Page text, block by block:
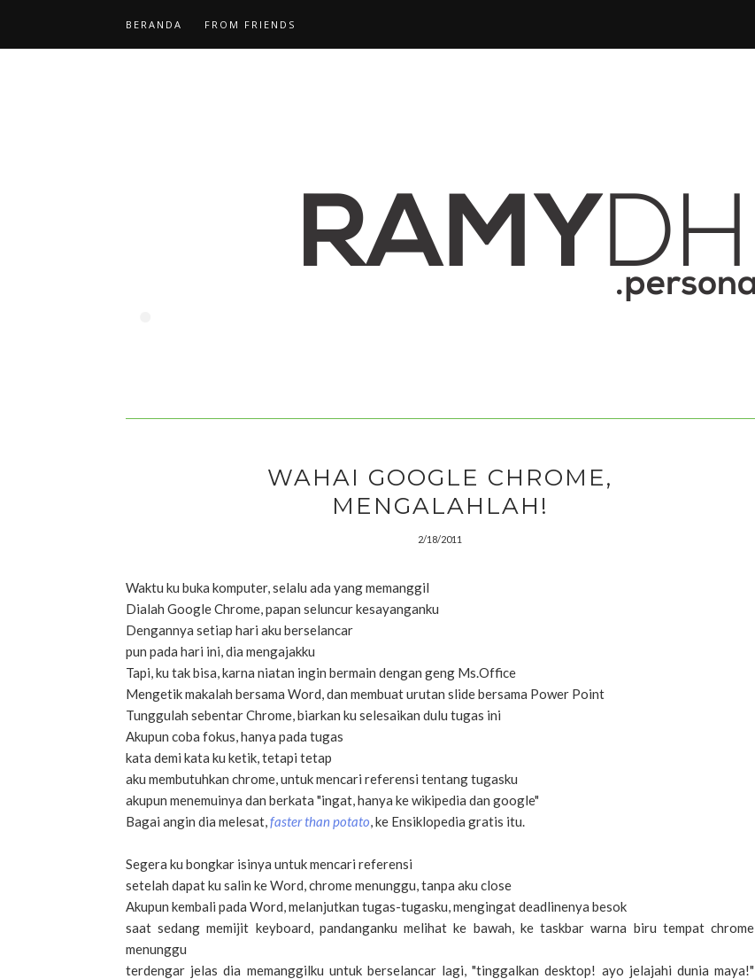
BERANDA FROM FRIENDS
WAHAI GOOGLE CHROME,
MENGALAHLAH!
2/18/2011
Waktu ku buka komputer, selalu ada yang memanggil
Dialah Google Chrome, papan seluncur kesayanganku
Dengannya setiap hari aku berselancar
pun pada hari ini, dia mengajakku
Tapi, ku tak bisa, karna niatan ingin bermain dengan geng Ms.Office
Mengetik makalah bersama Word, dan membuat urutan slide bersama Power Point
Tunggulah sebentar Chrome, biarkan ku selesaikan dulu tugas ini
Akupun coba fokus, hanya pada tugas
kata demi kata ku ketik, tetapi tetap
aku membutuhkan chrome, untuk mencari referensi tentang tugasku
akupun menemuinya dan berkata "ingat, hanya ke wikipedia dan google"
Bagai angin dia melesat,faster than potato, ke Ensiklopedia gratis itu.
Segera ku bongkar isinya untuk mencari referensi
setelah dapat ku salin ke Word, chrome menunggu, tanpa aku close
Akupun kembali pada Word, melanjutkan tugas-tugasku, mengingat deadlinenya besok
saat sedang memijit keyboard, pandanganku melihat ke bawah, ke taskbar warna biru tempat chrome
menunggu
terdengar jelas dia memanggilku untuk berselancar lagi, "tinggalkan desktop! ayo jelajahi dunia maya!"